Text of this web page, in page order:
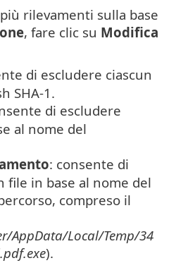
rilevamenti sulla base
, fare clic su Modifica
di escludere ciascun
SHA-1.
di escludere
al nome del
: consente di
file in base al nome del
compreso il
AppData/Local/Temp/34
).